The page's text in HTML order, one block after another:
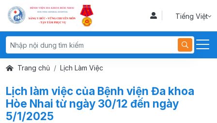
Tiếng Việt
Trang chủ Lịch Làm Việc
Lịch làm việc của Bệnh viện Đa khoa
Hòe Nhai từ ngày 30/12 đến ngày
5/1/2025